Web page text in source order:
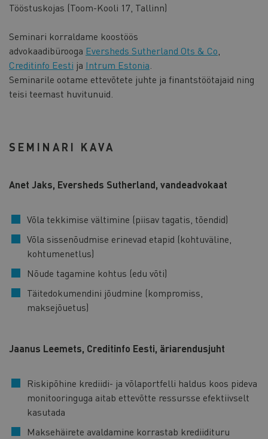
Tööstuskojas (Toom-Kooli 17, Tallinn)
Seminari korraldame koostöös
advokaadibürooga Eversheds Sutherland Ots & Co
Creditinfo Eesti ja Intrum Estonia
Seminarile ootame ettevõtete juhte ja finantstöötajaid ning
teisi teemast huvitunuid.
SEMINARI KAVA
Anet Jaks, Eversheds Sutherland, vandeadvokaat
Võla tekkimise vältimine (piisav tagatis, tõendid)
Võla sissenõudmise erinevad etapid (kohtuväline,
kohtumenetlus)
Nõude tagamine kohtus (edu võti)
Täitedokumendini jõudmine (kompromiss,
maksejõuetus)
Jaanus Leemets, Creditinfo Eesti, äriarendusjuht
Riskipõhine krediidi- ja võlaportfelli haldus koos pideva
monitooringuga aitab ettevõtte ressursse efektiivselt
kasutada
Maksehäirete avaldamine korrastab krediidituru